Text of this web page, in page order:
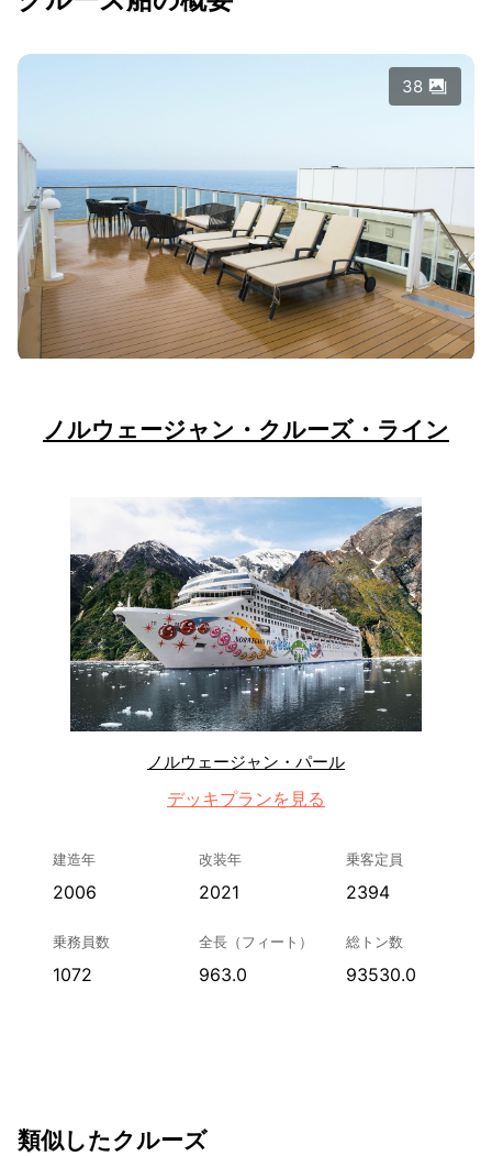
38
ノルウェージャン・クルーズ・ライン
ノルウェージャン・パール
デッキプランを見る
建造年
2006
改装年
2021
乗客定員
2394
乗務員数
1072
全長（フィート）
963.0
総トン数
93530.0
類似したクルーズ